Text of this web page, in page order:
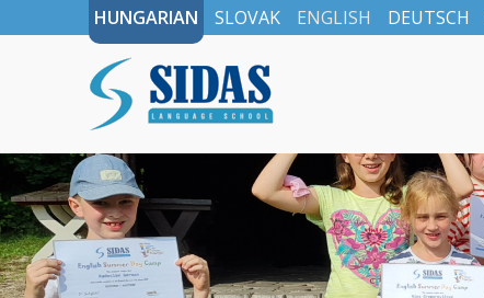
HUNGARIAN SLOVAK ENGLISH DEUTSCH